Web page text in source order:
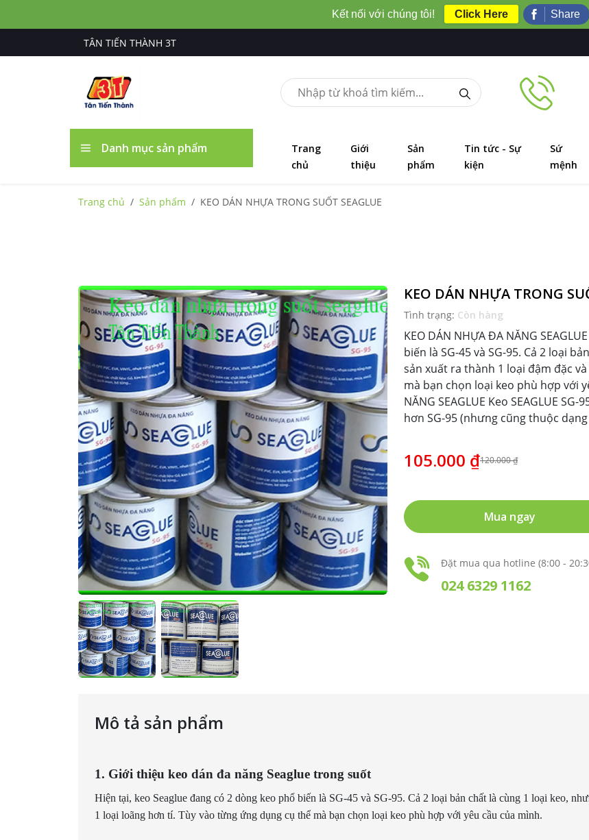
TÂN TIẾN THÀNH 3T
Danh mục sản phẩm
Trang
chủ
Giới
thiệu
Sản
phẩm
Tin tức - Sự
kiện
Sứ
mệnh
Trang chủ Sản phẩm KEO DÁN NHỰA TRONG SUỐT SEAGLUE
KEO DÁN NHỰA TRONG
Tình trạng: Còn hàng
KEO DÁN NHỰA ĐA NĂNG
biến là SG-45 và SG-95. Cả 2 loại
sản xuất ra thành 1 loại đậm đặc
mà bạn chọn loại keo phù hợp với
NĂNG SEAGLUE Keo SEAGLUE
hơn SG-95 (nhưng cũng thuộc
105.000 ₫120.000 ₫
Mua ngay
Đặt mua qua hotline (8:00 -
024 6329 1162
Mô tả sản phẩm
1. Giới thiệu keo dán đa năng Seaglue trong suốt
Hiện tại, keo Seaglue đang có 2 dòng keo phổ biến là SG-45 và SG-95. Cả 2 loại bản chất là cùng 1 loại keo,
1 loại loãng hơn tí. Tùy vào từng ứng dụng cụ thể mà bạn chọn loại keo phù hợp với yêu cầu của mình.
Kết nối với chúng tôi! Click Here Share